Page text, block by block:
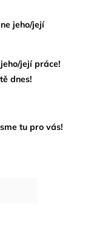
jeho/její
její práce!
dnes!
tu pro vás!